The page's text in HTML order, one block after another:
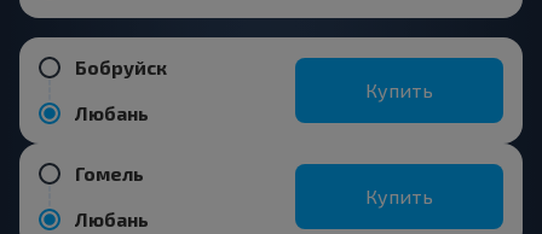
Бобруйск
Любань
Купить
Гомель
Любань
Купить